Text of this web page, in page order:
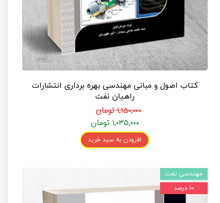
کتاب اصول و مبانی مهندسی بهره برداری انتشارات
راهیان نفت
۱,۱۵۰,۰۰۰ تومان
۱,۰۳۵,۰۰۰ تومان
افزودن به سبد خرید
مهندسی نفت
۱۰ درصد